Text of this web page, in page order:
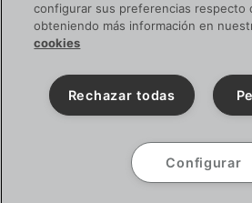
configurar sus preferencias respecto
obteniendo más información en
cookies
Rechazar todas
Configurar